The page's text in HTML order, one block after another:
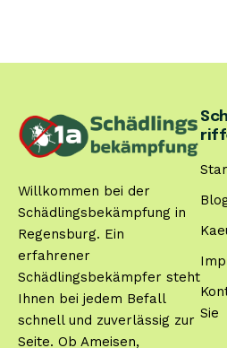
Willkommen bei der
Schädlingsbekämpfung in
Regensburg. Ein
erfahrener
Schädlingsbekämpfer steht
Ihnen bei jedem Befall
schnell und zuverlässig zur
Seite. Ob Ameisen,
Sie